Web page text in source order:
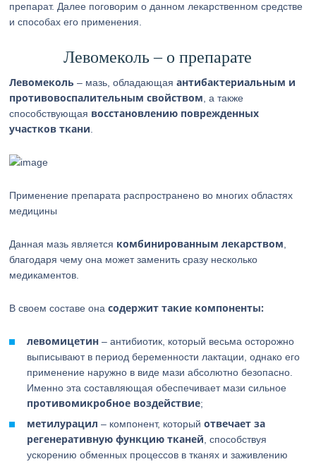
препарат. Далее поговорим о данном лекарственном средстве
и способах его применения.
Левомеколь – о препарате
Левомеколь – мазь, обладающаяантибактериальным и
противовоспалительным свойством , а также
способствующая восстановлению поврежденных
участков ткани
Применение препарата распространено во многих областях
медицины
Данная мазь является комбинированным лекарством
благодаря чему она может заменить сразу несколько
медикаментов.
В своем составе онасодержит такие компоненты:
левомицетин – антибиотик, который весьма осторожно
выписывают в период беременности лактации, однако его
применение наружно в виде мази абсолютно безопасно.
Именно эта составляющая обеспечивает мази сильное
противомикробное воздействие;
метилурацил – компонент, которыйотвечает за
регенеративную функцию тканей , способствуя
ускорению обменных процессов в тканях и заживлению